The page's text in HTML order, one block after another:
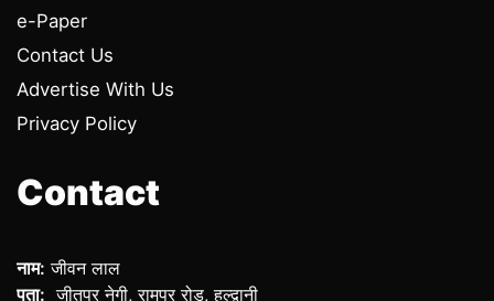
e-Paper
Contact Us
Advertise With Us
Privacy Policy
Contact
नाम: जीवन लाल
पता: जीतपुर नेगी, रामपुर रोड, हल्द्वानी